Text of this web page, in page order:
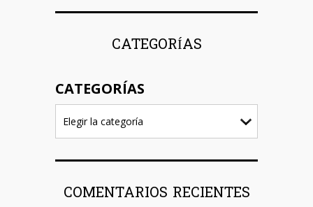
CATEGORÍAS
CATEGORÍAS
COMENTARIOS RECIENTES